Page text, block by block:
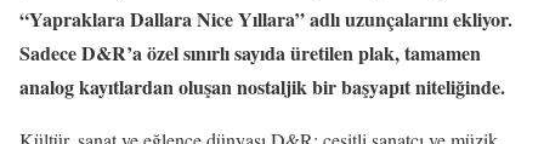
“Yapraklara Dallara Nice Yıllara” adlı uzunçalarını ekliyor.
Sadece D&R’a özel sınırlı sayıda üretilen plak, tamamen
analog kayıtlardan oluşan nostaljik bir başyapıt niteliğinde.